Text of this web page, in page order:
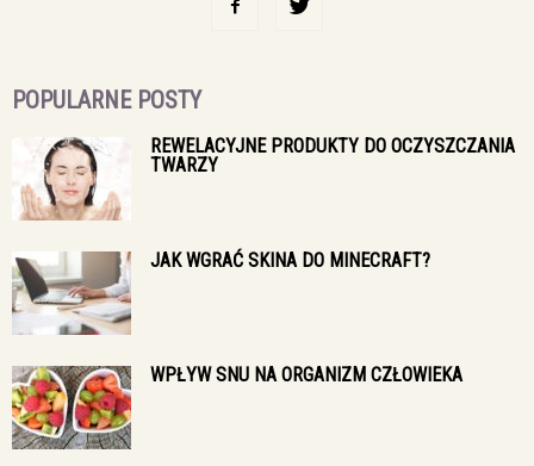
POPULARNE POSTY
REWELACYJNE PRODUKTY DO OCZYSZCZANIA
TWARZY
JAK WGRAĆ SKINA DO MINECRAFT?
WPŁYW SNU NA ORGANIZM CZŁOWIEKA